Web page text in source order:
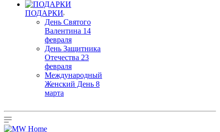
ПОДАРКИ
День Святого
Валентина 14
февраля
День Защитника
Отечества 23
февраля
Международный
Женский День 8
марта